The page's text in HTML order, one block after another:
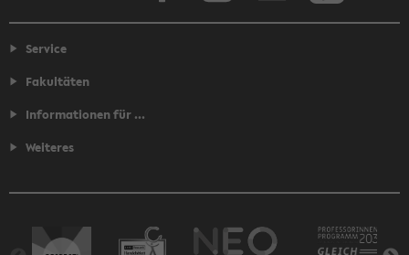
Service
Fakultäten
Informationen für ...
Weiteres